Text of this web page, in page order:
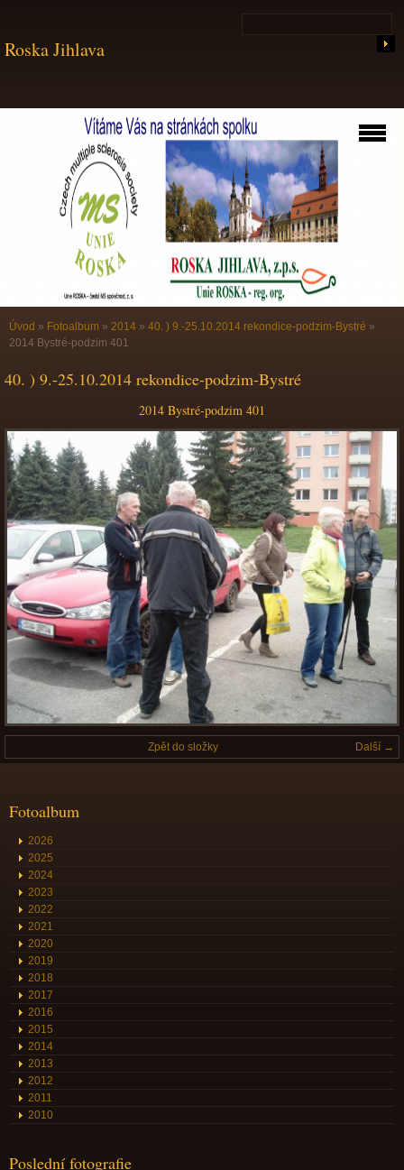
Roska Jihlava
Úvod » Fotoalbum » 2014 » 40. ) 9.-25.10.2014 rekondice-podzim-Bystré »
2014 Bystré-podzim 401
40. ) 9.-25.10.2014 rekondice-podzim-Bystré
2014 Bystré-podzim 401
Další →
Zpět do složky
Fotoalbum
2026
2025
2024
2023
2022
2021
2020
2019
2018
2017
2016
2015
2014
2013
2012
2011
2010
Poslední fotografie